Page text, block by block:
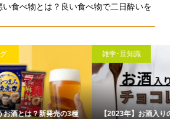
食べ物とは？良い食べ物で二日酔いを
レート
シャンパンのおすすめ17選！選び方